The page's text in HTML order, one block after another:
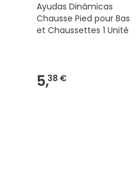
Ayudas Dinámicas
Chausse Pied pour Bas
et Chaussettes 1 Unité
5,38 €